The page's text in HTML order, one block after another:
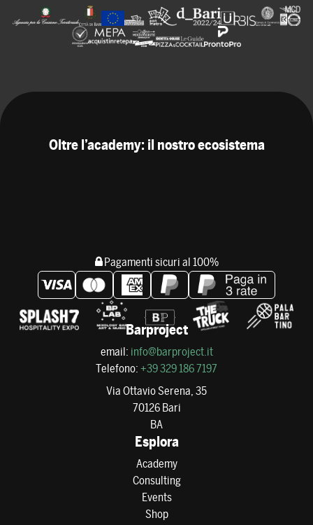
Oltre l’academy: il nostro ecosistema
Pagamenti sicuri al 100%
Barproject
email: info@barproject.it
Telefono: +39 329 186 7197
Via Ottavio Serena, 35
70126 Bari
BA
Esplora
Academy
Consulting
Events
Shop